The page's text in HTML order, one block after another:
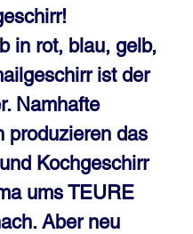
in rot, blau, gelb,
ist der
Namhafte
produzieren das
Kochgeschirr
ums TEURE
Aber neu